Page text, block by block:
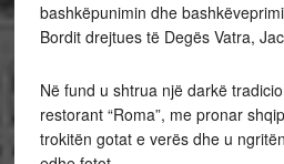
bashkëpunimin dhe
Bordit drejtues të Degës Vatra,
Në fund u shtrua një darkë
restorant “Roma”, me pronar
trokitën gotat e verës dhe u